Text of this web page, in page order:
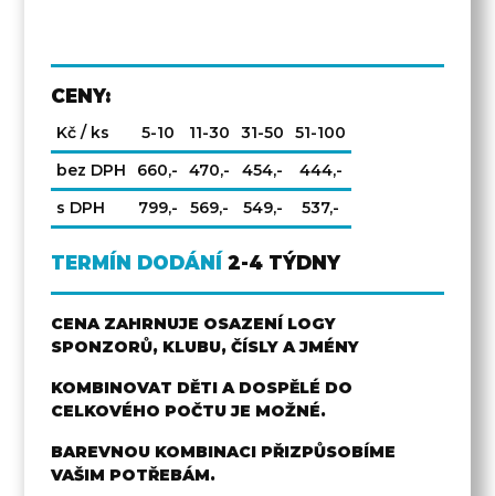
CENY:
Kč / ks 5-10 11-30 31-50
51-100
bez DPH
660,- 470,- 454,-
444,-
s DPH
799,- 569,- 549,- 537,-
TERMÍN DODÁNÍ 2-4 TÝDNY
CENA ZAHRNUJE OSAZENÍ LOGY
SPONZORŮ, KLUBU, ČÍSLY A JMÉNY
KOMBINOVAT DĚTI A DOSPĚLÉ DO
CELKOVÉHO POČTU JE MOŽNÉ.
BAREVNOU KOMBINACI PŘIZPŮSOBÍME
VAŠIM POTŘEBÁM.